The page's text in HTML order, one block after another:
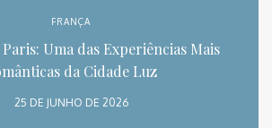
FRANÇA
Uma das Experiências Mais
da Cidade Luz
25 DE JUNHO DE 2026